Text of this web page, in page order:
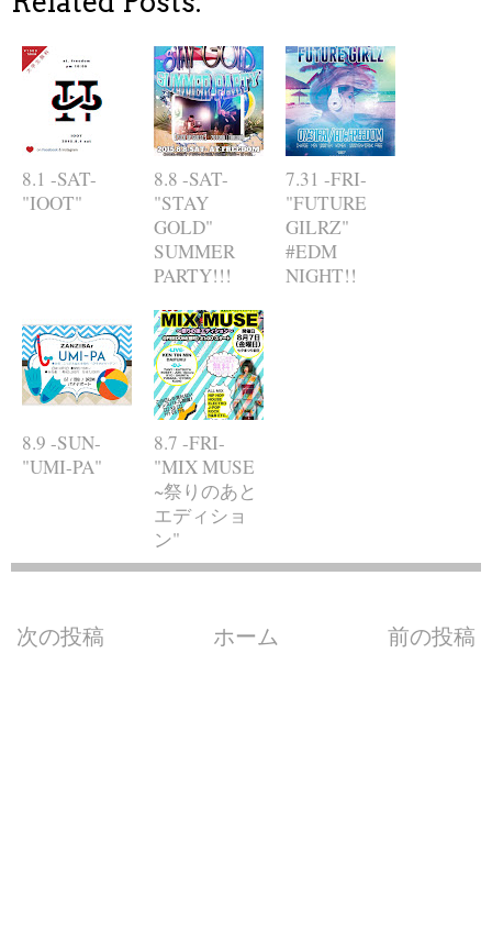
8.1 -SAT-
"IOOT"
8.8 -SAT-
"STAY
GOLD"
SUMMER
PARTY!!!
7.31 -FRI-
"FUTURE
GILRZ"
#EDM
NIGHT!!
8.9 -SUN-
"UMI-PA"
8.7 -FRI-
"MIX MUSE
~祭りのあと
エディショ
ン"
次の投稿 前の投稿
ホーム